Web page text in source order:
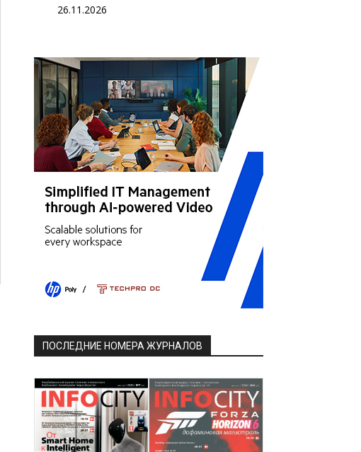
26.11.2026
ПОСЛЕДНИЕ НОМЕРА ЖУРНАЛОВ